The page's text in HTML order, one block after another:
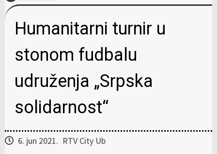
Humanitarni turnir u
stonom fudbalu
udruženja „Srpska
solidarnost“
6. jun 2021. RTV City Ub